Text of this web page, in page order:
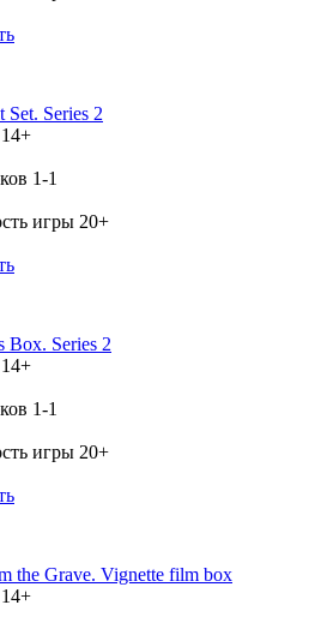
Series 2
Box. Series 2
the Grave. Vignette film box